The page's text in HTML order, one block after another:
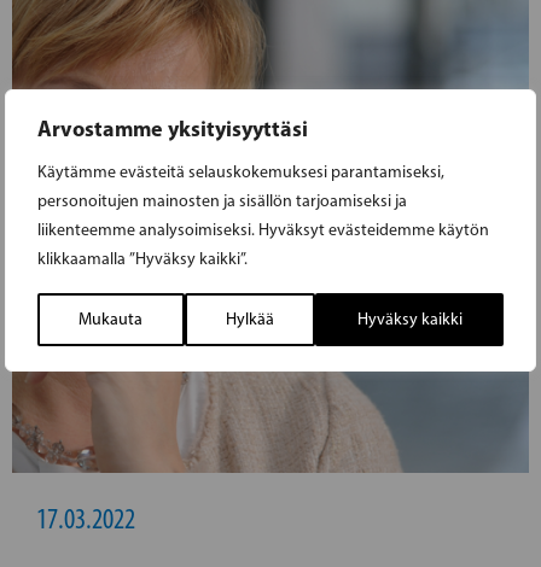
Arvostamme yksityisyyttäsi
Käytämme evästeitä selauskokemuksesi parantamiseksi,
personoitujen mainosten ja sisällön tarjoamiseksi ja
liikenteemme analysoimiseksi. Hyväksyt evästeidemme käytön
klikkaamalla ”Hyväksy kaikki”.
Mukauta Hylkää Hyväksy kaikki
17.03.2022